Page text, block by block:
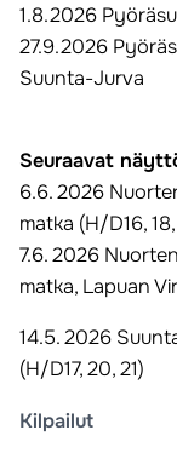
1.8.2026
27.9.2026
Suunta-Jurva
Seuraavat
6.6. 2026
matka (H/D16,
7.6. 2026
matka, Lapuan
14.5. 2026
(H/D17, 20, 21)
Kilpailut